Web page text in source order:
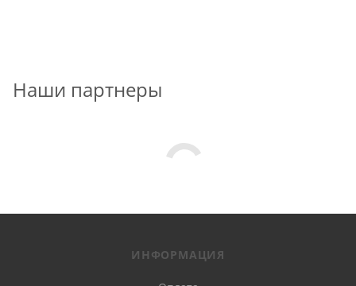
Наши партнеры
ИНФОРМАЦИЯ